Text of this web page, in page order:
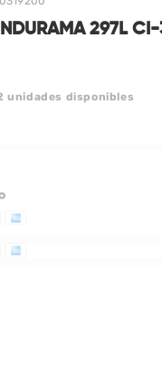
297L
unidades disponibles